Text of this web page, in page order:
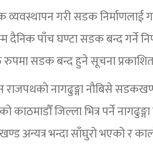
व्यवस्थापन गरी सडक
दैनिक पाँच घण्टा सडक बन्द गर्ने
सडक बन्द हुने सूचना
राजपथको नागढुङ्गा नौबिसे
काठमाडौँ जिल्ला भित्र पर्ने
अन्यत्र भन्दा साँघुरो भएको र